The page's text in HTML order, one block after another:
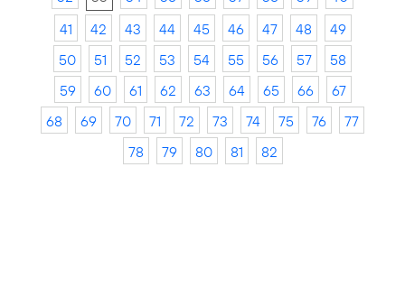
41
42 43 44 45 46 47 48
49
50
51 52 53 54 55 56 57
58
59
60 61 62 63 64 65 66
67
68
69 70 71 72 73 74 75 76
77
78
79 80 81 82